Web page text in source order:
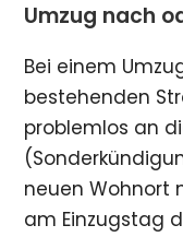
Umzug nach
Bei einem
bestehenden
problemlos an
neuen Wohnort
am Einzugstag